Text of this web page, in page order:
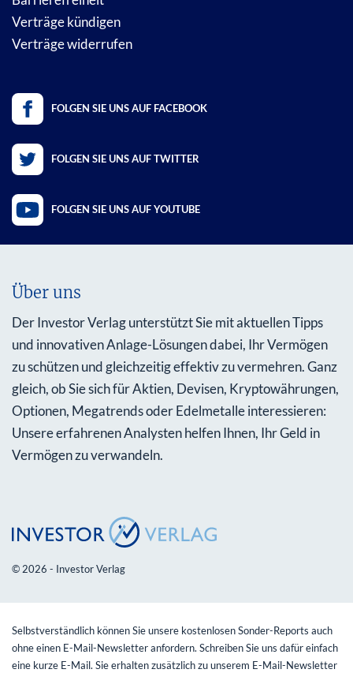
Verträge kündigen
Verträge widerrufen
FOLGEN SIE UNS AUF FACEBOOK
FOLGEN SIE UNS AUF TWITTER
FOLGEN SIE UNS AUF YOUTUBE
Über uns
Der Investor Verlag unterstützt Sie mit aktuellen Tipps
und innovativen Anlage-Lösungen dabei, Ihr Vermögen
zu schützen und gleichzeitig effektiv zu vermehren. Ganz
gleich, ob Sie sich für Aktien, Devisen, Kryptowährungen,
Optionen, Megatrends oder Edelmetalle interessieren:
Unsere erfahrenen Analysten helfen Ihnen, Ihr Geld in
Vermögen zu verwandeln.
© 2026 - Investor Verlag
Selbstverständlich können Sie unsere kostenlosen Sonder-Reports auch
ohne einen E-Mail-Newsletter anfordern. Schreiben Sie uns dafür einfach
eine kurze E-Mail. Sie erhalten zusätzlich zu unserem E-Mail-Newsletter